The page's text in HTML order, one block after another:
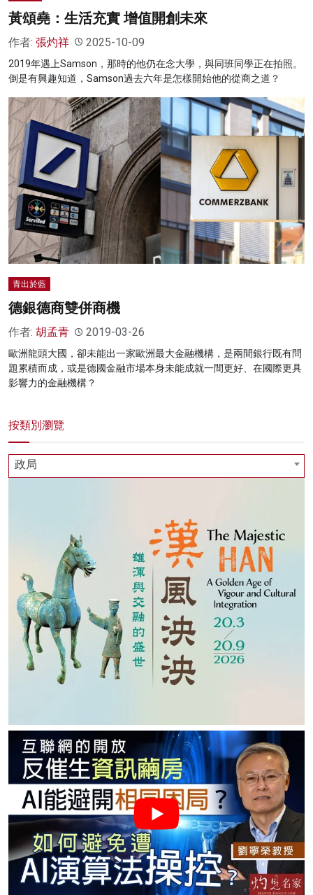
黃頌堯：生活充實 增值開創未來
作者: 張灼祥 2025-10-09
2019年遇上Samson，那時的他仍在念大學，與同班同學正在拍照。
倒是有興趣知道，Samson過去六年是怎樣開始他的從商之道？
青出於藍
德銀德商雙併商機
作者: 胡孟青 2019-03-26
歐洲龍頭大國，卻未能出一家歐洲最大金融機構，是兩間銀行既有問
題累積而成，或是德國金融市場本身未能成就一間更好、在國際更具
影響力的金融機構？
按類別瀏覽
政局